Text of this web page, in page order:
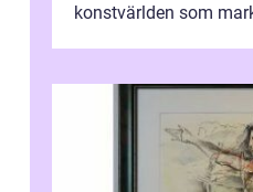
konstvärlden som